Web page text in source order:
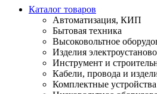
Каталог товаров
Автоматизация, КИП
Бытовая техника
Высоковольтное
Изделия
Инструмент и
Кабели, провода и
Комплектные устройства